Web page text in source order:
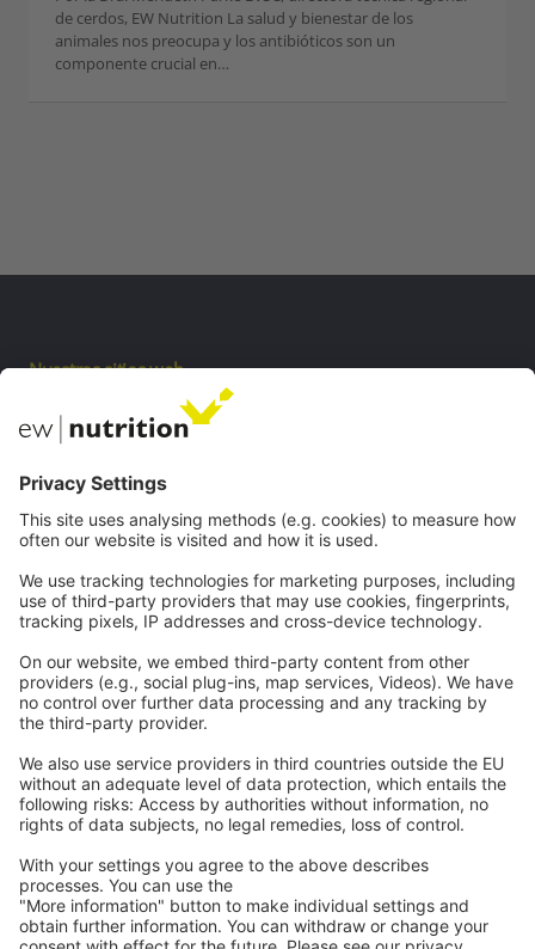
de cerdos, EW Nutrition La salud y bienestar de los
animales nos preocupa y los antibióticos son un
componente crucial en…
Nuestros sitios web
Private Label
Comunicaciones
Webinars
Contacto
Imprenta
política de privacidad
CGC
Contactacon nosotras